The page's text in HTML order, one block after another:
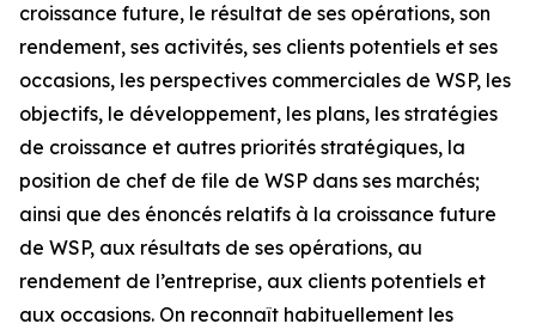
croissance future, le résultat de ses opérations, son
rendement, ses activités, ses clients potentiels et ses
occasions, les perspectives commerciales de WSP, les
objectifs, le développement, les plans, les stratégies
de croissance et autres priorités stratégiques, la
position de chef de file de WSP dans ses marchés;
ainsi que des énoncés relatifs à la croissance future
de WSP, aux résultats de ses opérations, au
rendement de l’entreprise, aux clients potentiels et
aux occasions. On reconnaît habituellement les